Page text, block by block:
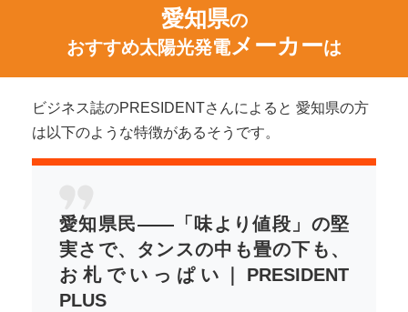
愛知県の
おすすめ太陽光発電メーカーは
ビジネス誌のPRESIDENTさんによると 愛知県の方
は以下のような特徴があるそうです。
愛知県民――「味より値段」の堅
実さで、タンスの中も畳の下も、
お札でいっぱい｜PRESIDENT
PLUS